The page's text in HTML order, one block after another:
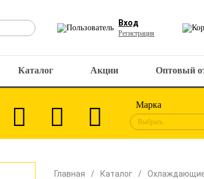
Вход
Регистрация
Каталог Акции Оптовый
Марка
Выбрать
Главная Каталог